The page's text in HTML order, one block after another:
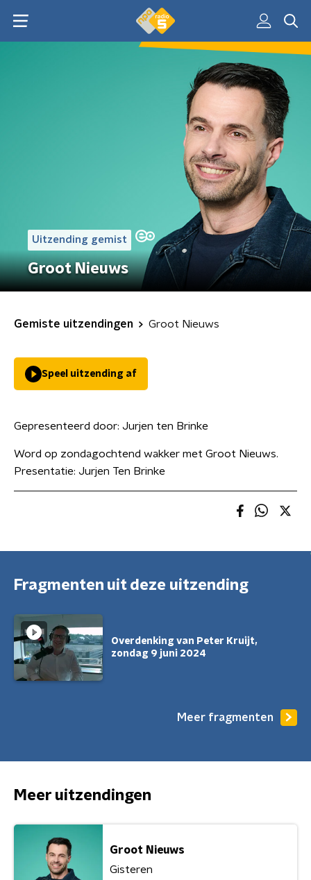
Uitzending gemist
Groot Nieuws
Gemiste uitzendingen Groot Nieuws
Speel uitzending af
Gepresenteerd door: Jurjen ten Brinke
Word op zondagochtend wakker met Groot Nieuws.
Presentatie: Jurjen Ten Brinke
Fragmenten uit deze uitzending
Overdenking van Peter Kruijt,
zondag 9 juni 2024
Meer fragmenten
Meer uitzendingen
Groot Nieuws
Gisteren